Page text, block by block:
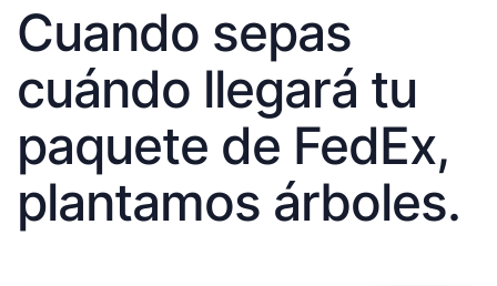
Cuando sepas
cuándo llegará tu
paquete de FedEx,
plantamos árboles.